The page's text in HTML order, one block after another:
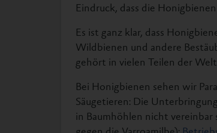
Eindruck, dass die
Es ist ganz klar, dass
Wildbienen und andere
gehört in vielen Teilen der
Bei Honigbienen sehen wir
Säugetieren: Die
in Baumhöhlen nicht vereinbar
gegen die Varroamilbe);